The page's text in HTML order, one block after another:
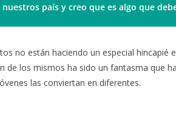
nuestros país y creo que es algo que
no están haciendo un especial
de los mismos ha sido un fantasma que
las conviertan en diferentes.